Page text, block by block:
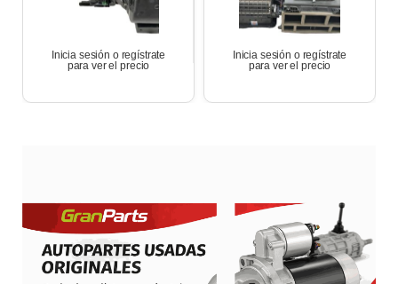
Inicia sesión o regístrate
para ver el precio
Inicia sesión o regístrate
para ver el precio